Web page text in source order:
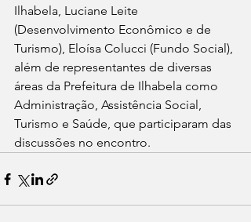
Ilhabela, Luciane Leite
(Desenvolvimento Econômico e de
Turismo), Eloísa Colucci (Fundo Social),
além de representantes de diversas
áreas da Prefeitura de Ilhabela como
Administração, Assistência Social,
Turismo e Saúde, que participaram das
discussões no encontro.